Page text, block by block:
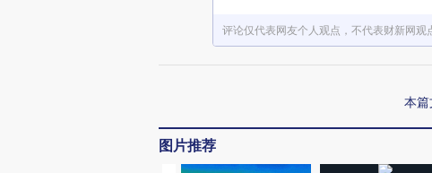
评论仅代表网友个人观点，不代表财新网观
本
图片推荐